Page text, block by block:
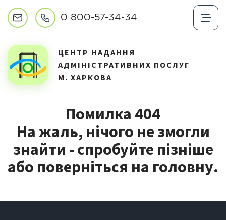
0 800-57-34-34
ЦЕНТР НАДАННЯ
АДМІНІСТРАТИВНИХ ПОСЛУГ
М. ХАРКОВА
Помилка 404
На жаль, нічого не змогли
знайти - спробуйте пізніше
або поверніться на головну.